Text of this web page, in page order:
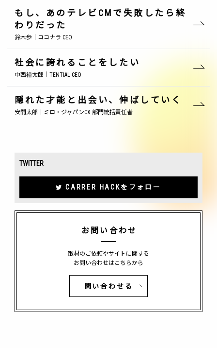
もし、あのテレビCMで失敗したら終
わりだった
鈴木歩｜ココナラ CEO
社会に誇れることをしたい
中西裕太郎｜TENTIAL CEO
隠れた才能と出会い、伸ばしていく
安間太郎｜ミロ・ジャパンCX 部門統括責任者
TWITTER
CARRER HACKをフォロー
お問い合わせ
取材のご依頼やサイトに関する
お問い合わせはこちらから
問い合わせる